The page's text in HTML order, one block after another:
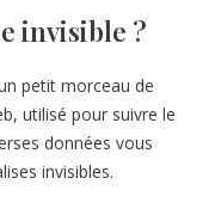
invisible ?
petit morceau de
utilisé pour suivre le
données vous
invisibles.